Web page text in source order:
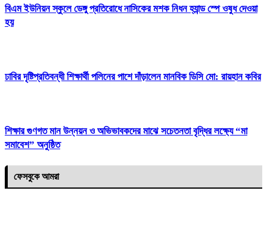
বিএম ইউনিয়ন স্কুলে ডেঙ্গু প্রতিরোধে নাসিকের মশক নিধন হ্যান্ড স্পে ওষুধ দেওয়া
হয়
ঢাবির দৃষ্টিপ্রতিবন্ধী শিক্ষার্থী পলিনের পাশে দাঁড়ালেন মানবিক ডিসি মো: রায়হান কবির
শিক্ষার গুণগত মান উন্নয়ন ও অভিভাবকদের মাঝে সচেতনতা বৃদ্ধির লক্ষ্যে “মা
সমাবেশ” অনুষ্ঠিত
ফেসবুকে আমরা